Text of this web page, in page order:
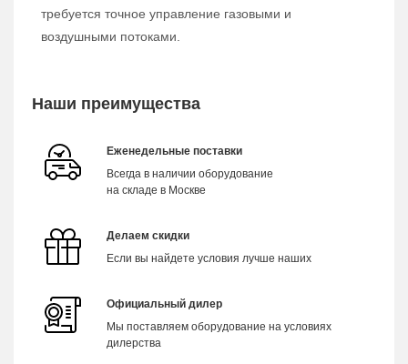
требуется точное управление газовыми и
воздушными потоками.
Наши преимущества
Еженедельные поставки
Всегда в наличии оборудование
на складе в Москве
Делаем скидки
Если вы найдете условия лучше наших
Официальный дилер
Мы поставляем оборудование на условиях
дилерства